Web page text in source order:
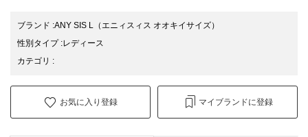
ブランド :ANY SIS L
（エニィスィス オオキイサイズ）
性別タイプ:レディース
カテゴリ :
お気に入り登録 マイブランドに登録